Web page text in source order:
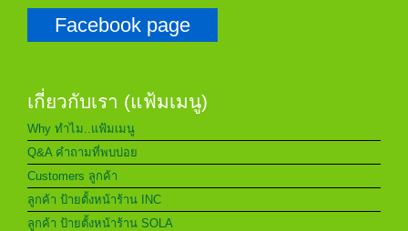
Facebook page
เกี่ยวกับเรา (แฟ้มเมนู)
Why ทำไม..แฟ้มเมนู
Q&A คำถามที่พบบ่อย
Customers ลูกค้า
ลูกค้า ป้ายตั้งหน้าร้าน INC
ลูกค้า ป้ายตั้งหน้าร้าน SOLA